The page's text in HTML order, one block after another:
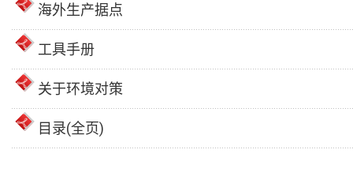
海外生产据点
工具手册
关于环境对策
目录(全页)